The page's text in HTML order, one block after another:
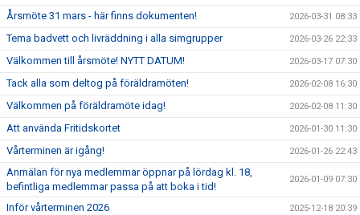
Årsmöte 31 mars - här finns dokumenten! 2026-03-31 08:33
Tema badvett och livräddning i alla simgrupper 2026-03-26 22:33
Välkommen till årsmöte! NYTT DATUM! 2026-03-17 07:30
Tack alla som deltog på föräldramöten! 2026-02-08 16:30
Välkommen på föräldramöte idag! 2026-02-08 11:30
Att använda Fritidskortet 2026-01-30 11:30
Vårterminen är igång! 2026-01-26 22:43
Anmälan för nya medlemmar öppnar på lördag kl. 18,
befintliga medlemmar passa på att boka i tid!
2026-01-09 07:30
Inför vårterminen 2026 2025-12-18 20:39